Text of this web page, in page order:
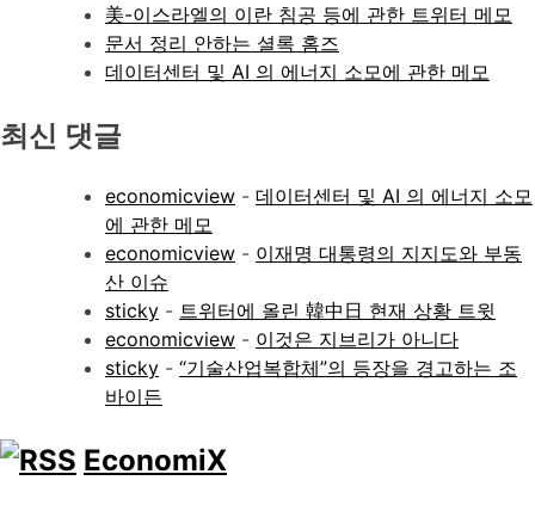
美-이스라엘의 이란 침공 등에 관한 트위터 메모
문서 정리 안하는 셜록 홈즈
데이터센터 및 AI 의 에너지 소모에 관한 메모
최신 댓글
economicview - 데이터센터 및 AI 의 에너지 소모
에 관한 메모
economicview - 이재명 대통령의 지지도와 부동
산 이슈
sticky - 트위터에 올린 韓中日 현재 상황 트윗
economicview - 이것은 지브리가 아니다
sticky - “기술산업복합체”의 등장을 경고하는 조
바이든
EconomiX